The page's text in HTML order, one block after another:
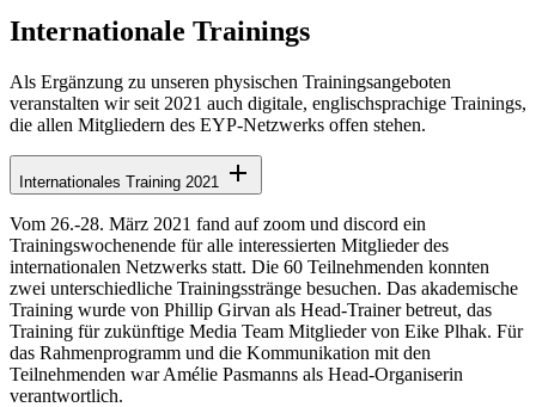
Internationale Trainings
Als Ergänzung zu unseren physischen Trainingsangeboten
veranstalten wir seit 2021 auch digitale, englischsprachige Trainings,
die allen Mitgliedern des EYP-Netzwerks offen stehen.
Internationales Training 2021
Vom 26.-28. März 2021 fand auf zoom und discord ein
Trainingswochenende für alle interessierten Mitglieder des
internationalen Netzwerks statt. Die 60 Teilnehmenden konnten
zwei unterschiedliche Trainingsstränge besuchen. Das akademische
Training wurde von Phillip Girvan als Head-Trainer betreut, das
Training für zukünftige Media Team Mitglieder von Eike Plhak. Für
das Rahmenprogramm und die Kommunikation mit den
Teilnehmenden war Amélie Pasmanns als Head-Organiserin
verantwortlich.